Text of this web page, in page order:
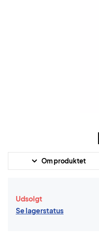
Om produktet
Udsolgt
Se lagerstatus